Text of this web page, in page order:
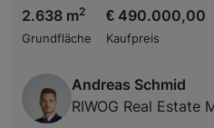
2.638 m2
Grundfläche
€ 490.000,00
Kaufpreis
Andreas Schmid
RIWOG Real Estate